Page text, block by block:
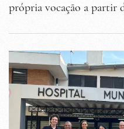
própria vocação a partir